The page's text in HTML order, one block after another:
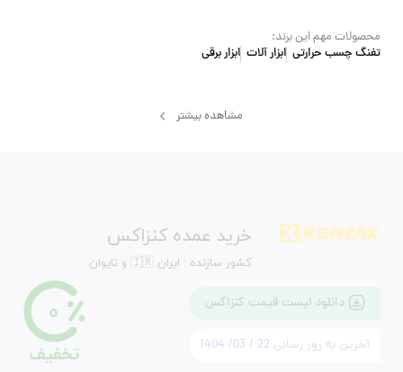
محصولات مهم این برند:
تفنگ چسب حرارتی ابزار آلات ابزار برقی
مشاهده بیشتر
خرید عمده کنزاکس
کشور سازنده : ایران 🇮🇷 و تایوان
دانلود لیست قیمت کنزاکس
آخرین به روز رسانی 22 / 03/ 1404
0
تخفیف